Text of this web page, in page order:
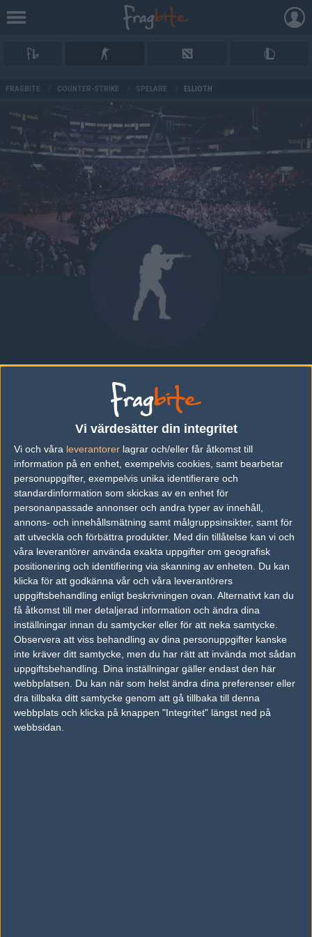
Vi värdesätter din integritet
Vi och våra leverantorer lagrar och/eller får åtkomst till
information på en enhet, exempelvis cookies, samt bearbetar
personuppgifter, exempelvis unika identifierare och
standardinformation som skickas av en enhet för
personanpassade annonser och andra typer av innehåll,
annons- och innehållsmätning samt målgruppsinsikter, samt för
att utveckla och förbättra produkter. Med din tillåtelse kan vi och
våra leverantörer använda exakta uppgifter om geografisk
positionering och identifiering via skanning av enheten. Du kan
klicka för att godkänna vår och våra leverantörers
uppgiftsbehandling enligt beskrivningen ovan. Alternativt kan du
få åtkomst till mer detaljerad information och ändra dina
inställningar innan du samtycker eller för att neka samtycke.
Observera att viss behandling av dina personuppgifter kanske
inte kräver ditt samtycke, men du har rätt att invända mot sådan
uppgiftsbehandling. Dina inställningar gäller endast den här
webbplatsen. Du kan när som helst ändra dina preferenser eller
dra tillbaka ditt samtycke genom att gå tillbaka till denna
webbplats och klicka på knappen "Integritet" längst ned på
webbsidan.
FRAGBITE COUNTER-STRIKE SPELARE ELLIOTH
SWEDEN
Bio
Bio
ElliotH är en Counter-Strike 1.6-spelare från Sverige.
Senaste matcherna
08
MAY
STL50%
Limbokungen50% 1
Följ oss i social media
Följ oss på Facebook
Följ oss på Twitter
Följ oss på Instagram